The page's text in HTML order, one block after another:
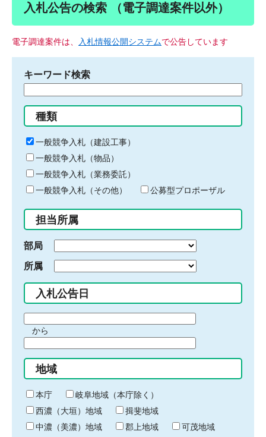
入札公告の検索 （電子調達案件以外）
電子調達案件は、 入札情報公開システムで公告しています
キーワード検索
る
キ
ー
ワ
ー
ド
入
力
種類
一般競争入札（建設工事）
一般競争入札（物品）
一般競争入札（業務委託）
一般競争入札（その他）
公募型プロポーザル
担当所属
部局
所属
入札公告日
間
始
り
から
間
終
わ
り
地域
本庁
岐阜地域（本庁除く）
西濃（大垣）地域
揖斐地域
中濃（美濃）地域
郡上地域
可茂地域